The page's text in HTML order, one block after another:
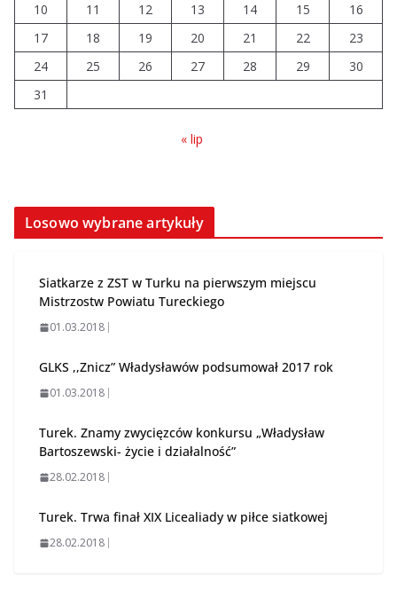
14 sierpnia urzędy skarbowe
będą nieczynne
06.08.2026
10
11 12 13 14 15
16
17
18 19 20 21 22
23
24
25 26 27 28 29
30
31
« lip
Losowo wybrane artykuły
Siatkarze z ZST w Turku na pierwszym miejscu
Mistrzostw Powiatu Tureckiego
01.03.2018
GLKS ,,Znicz” Władysławów podsumował 2017 rok
01.03.2018
Turek. Znamy zwycięzców konkursu „Władysław
Bartoszewski- życie i działalność”
28.02.2018
Turek. Trwa finał XIX Licealiady w piłce siatkowej
28.02.2018